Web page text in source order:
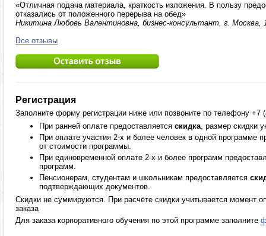
«Отличная подача материала, краткость изложения. В пользу
отказались от положенного перерыва на обед»
Никитина Любовь Валентиновна, бизнес-консультант, г. Москва,
Все отзывы
Регистрация
Заполните форму регистрации ниже или позвоните по телефону +7
При ранней оплате предоставляется скидка, размер скидки
При оплате участия 2-х и более человек в одной программе
от стоимости программы.
При единовременной оплате 2-х и более программ
программ.
Пенсионерам, студентам и школьникам предоставляется
подтверждающих документов.
Скидки не суммируются. При расчёте скидки учитывается момент
заказа
Для заказа корпоративного обучения по этой программе заполните